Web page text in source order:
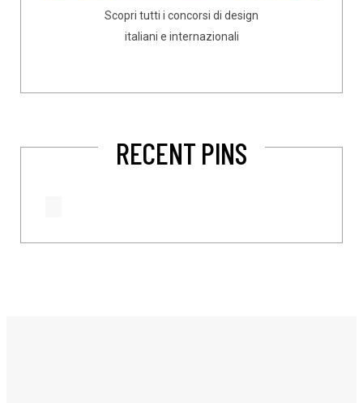
Scopri tutti i concorsi di design
italiani e internazionali
RECENT PINS